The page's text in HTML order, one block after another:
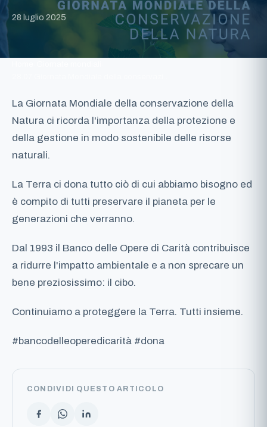
28 luglio 2025
La Giornata Mondiale della conservazione della
Natura ci ricorda l'importanza della protezione e
della gestione in modo sostenibile delle risorse
naturali.
La Terra ci dona tutto ciò di cui abbiamo bisogno ed
è compito di tutti preservare il pianeta per le
generazioni che verranno.
Dal 1993 il Banco delle Opere di Carità contribuisce
a ridurre l'impatto ambientale e a non sprecare un
bene preziosissimo: il cibo.
Continuiamo a proteggere la Terra. Tutti insieme.
#bancodelleoperedicarità #dona
CONDIVIDI QUESTO ARTICOLO